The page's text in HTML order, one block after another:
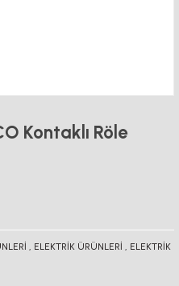
Kontaklı Röle
, ELEKTRİK ÜRÜNLERİ , ELEKTRİK